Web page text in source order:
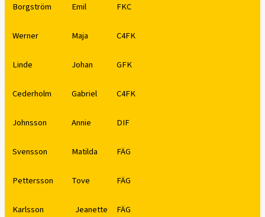
Borgström Emil FKC
Werner Maja C4FK
Linde Johan GFK
Cederholm Gabriel C4FK
Johnsson Annie DIF
Svensson Matilda FÄG
Pettersson Tove FÄG
Karlsson Jeanette FÄG